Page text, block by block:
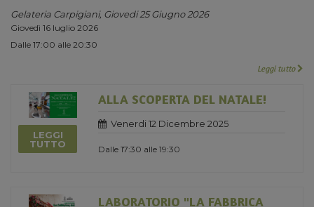
Gelateria Carpigiani, Giovedi 25 Giugno 2026
Giovedì 16 luglio 2026
Dalle 17:00 alle 20:30
Leggi tutto
LEGGI
TUTTO
ALLA SCOPERTA DEL NATALE!
Venerdi 12 Dicembre 2025
Dalle 17:30 alle 19:30
LABORATORIO "LA FABBRICA